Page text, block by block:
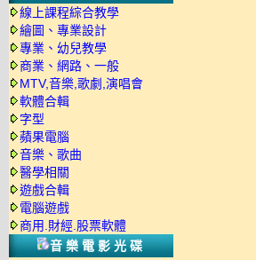
線上課程綜合教學
繪圖、專業設計
專業、幼兒教學
商業、網路、一般
MTV,音樂,歌劇,演唱會
軟體合輯
字型
蘋果電腦
音樂、歌曲
醫學相關
遊戲合輯
電腦遊戲
商用.財經.股票軟體
音樂電影光碟